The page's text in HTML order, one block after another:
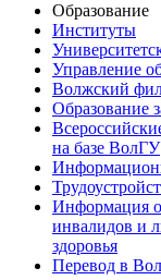
Образование
Институты
Управление
Волжский
Образование
на базе ВолГУ
Информация о
инвалидов и
здоровья
Перевод в